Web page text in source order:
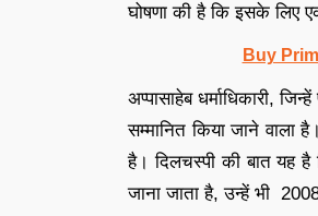
घोषणा की है कि इसके लिए
Buy
अप्पासाहेब धर्माधिकारी,
सम्मानित किया जाने
है। दिलचस्पी की बात यह है
जाना जाता है, उन्हें भी